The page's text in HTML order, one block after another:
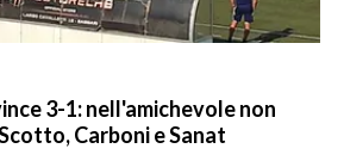
3-1: nell'amichevole non
Carboni e Sanat